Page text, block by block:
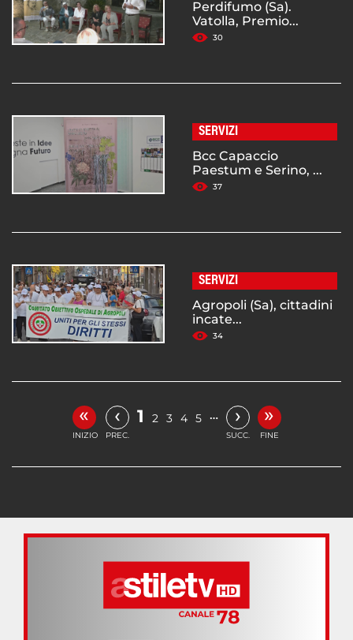
Perdifumo (Sa).
Vatolla, Premio...
30
SERVIZI
Bcc Capaccio
Paestum e Serino, ...
37
SERVIZI
Agropoli (Sa), cittadini
incate...
34
«
INIZIO
‹
PREC.
1 2 3 4 5 … ›
SUCC.
»
FINE